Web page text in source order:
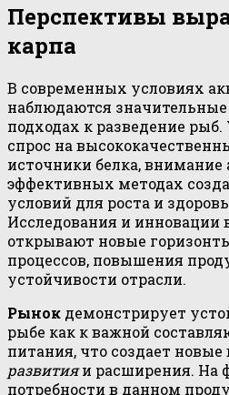
Перспективы
карпа
В современных условиях
наблюдаются
подходах к разведение
спрос на
источники белка, внимание
эффективных методах
условий для роста и
Исследования и инновации
открывают новые
процессов, повышения
устойчивости отрасли.
Рынок демонстрирует
рыбе как к важной
питания, что создает
развитияи расширения. На
потребности в данном